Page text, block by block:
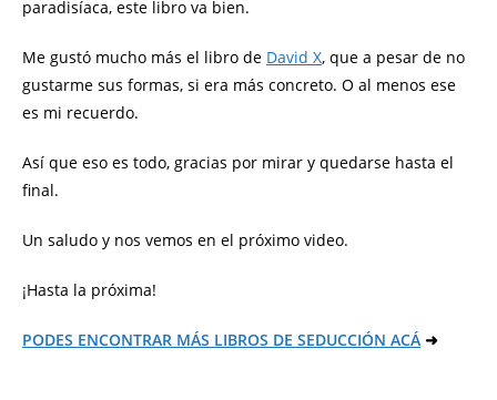
paradisíaca, este libro va bien.
Me gustó mucho más el libro de David X, que a pesar de no
gustarme sus formas, si era más concreto. O al menos ese
es mi recuerdo.
Así que eso es todo, gracias por mirar y quedarse hasta el
final.
Un saludo y nos vemos en el próximo video.
¡Hasta la próxima!
PODES ENCONTRAR MÁS LIBROS DE SEDUCCIÓN ACÁ ➜